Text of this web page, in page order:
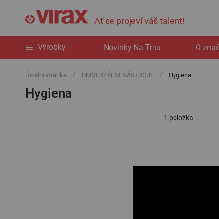
Ať se projeví váš talent!
Výrobky Novinky Na Trhu O
Úvodní stránka UNIVERZÁLNÍ NÁSTROJE Hygiena
Hygiena
1 položka